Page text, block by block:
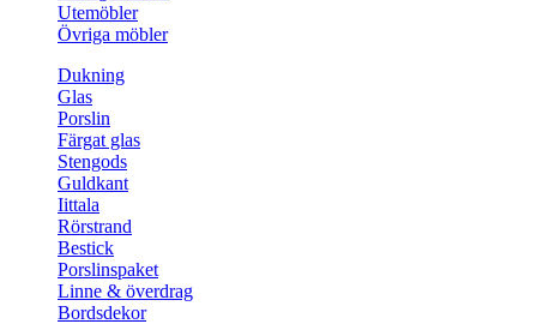
Utemöbler
Övriga möbler
Dukning
Glas
Porslin
Färgat glas
Stengods
Guldkant
Iittala
Rörstrand
Bestick
Porslinspaket
Linne & överdrag
Bordsdekor